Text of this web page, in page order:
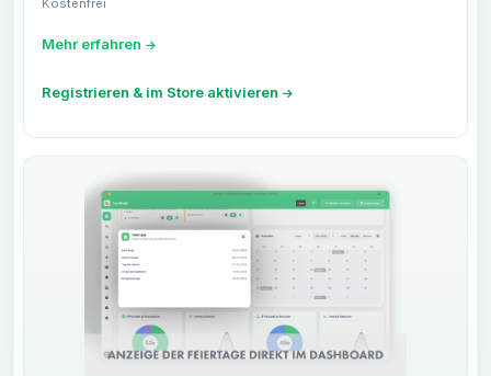
Kostenfrei
Mehr erfahren
Registrieren & im Store aktivieren